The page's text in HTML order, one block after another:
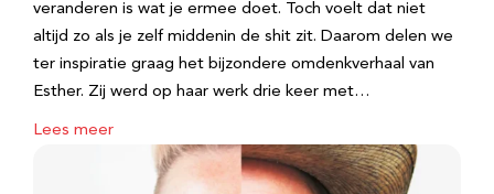
veranderen is wat je ermee doet. Toch voelt dat niet
altijd zo als je zelf middenin de shit zit. Daarom delen we
ter inspiratie graag het bijzondere omdenkverhaal van
Esther. Zij werd op haar werk drie keer met…
Lees meer